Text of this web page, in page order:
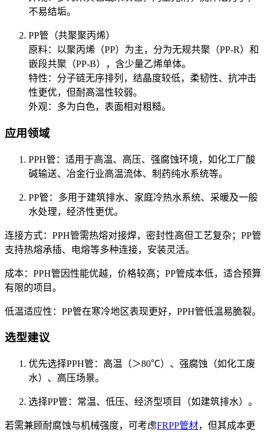
不易结垢。
‌PP管（共聚聚丙烯）‌
‌原料‌：以聚丙烯（PP）为主，分为无规共聚（PP-R）和
嵌段共聚（PP-B），含少量乙烯单体。
‌特性‌：分子链无序排列，结晶度较低，柔韧性、抗冲击
性更优，但耐高温性较弱。
‌外观‌：多为白色，表面相对粗糙。
应用领域‌
‌PPH管‌：适用于高温、高压、强腐蚀环境，如化工厂酸
碱输送、冶金行业高温流体、制药纯水系统等。
‌PP管‌：多用于建筑排水、家庭冷热水系统、采暖及一般
水处理，经济性更优。
‌连接方式‌：PPH管需热熔对接焊，密封性高但工艺复杂；PP管
支持热熔承插、电熔等多种连接，安装灵活。
成本‌：PPH管因性能优越，价格较高；PP管成本低，适合预算
有限的项目。
‌低温适应性‌：PP管在寒冷地区表现更好，PPH管低温易脆裂。
选型建议‌
‌优先选择PPH管‌：高温（＞80℃）、强腐蚀（如化工废
水）、高压场景。
‌选择PP管‌：常温、低压、经济型项目（如建筑排水）。
若需兼顾耐腐蚀与机械强度，可考虑FRPP管材，但其成本更